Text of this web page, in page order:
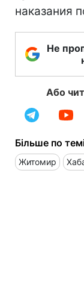
наказания
Не
Або
Більше по
Житомир